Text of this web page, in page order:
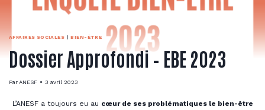
AFFAIRES SOCIALES |BIEN-ÊTRE
Dossier Approfondi – EBE 2023
ParANESF 3 avril 2023
L’ANESF a toujours eu au cœur de ses problématiques le bien-être